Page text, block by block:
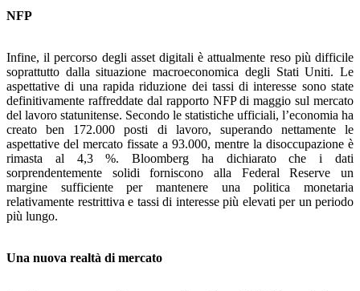
NFP
Infine, il percorso degli asset digitali è attualmente reso più difficile
soprattutto dalla situazione macroeconomica degli Stati Uniti. Le
aspettative di una rapida riduzione dei tassi di interesse sono state
definitivamente raffreddate dal rapporto NFP di maggio sul mercato
del lavoro statunitense. Secondo le statistiche ufficiali, l’economia ha
creato ben 172.000 posti di lavoro, superando nettamente le
aspettative del mercato fissate a 93.000, mentre la disoccupazione è
rimasta al 4,3 %. Bloomberg ha dichiarato che i dati
sorprendentemente solidi forniscono alla Federal Reserve un
margine sufficiente per mantenere una politica monetaria
relativamente restrittiva e tassi di interesse più elevati per un periodo
più lungo.
Una nuova realtà di mercato